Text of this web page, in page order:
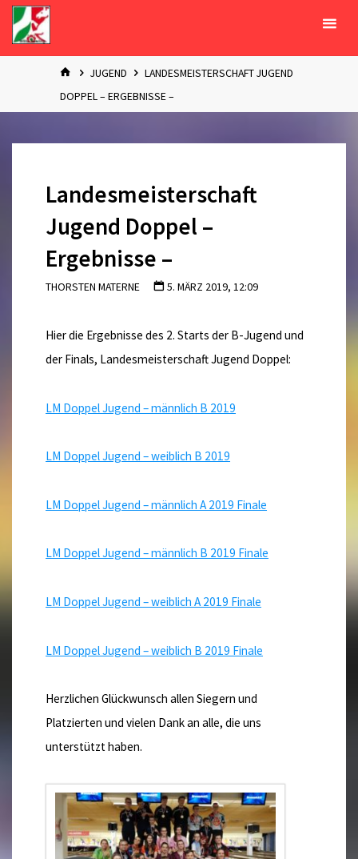
Zum
Inhalt
springen
STARTJUGEND
LANDESMEISTERSCHAFT JUGEND
DOPPEL – ERGEBNISSE –
Landesmeisterschaft
Jugend Doppel –
Ergebnisse –
THORSTEN MATERNE 5. MÄRZ 2019, 12:09
Hier die Ergebnisse des 2. Starts der B-Jugend und
der Finals, Landesmeisterschaft Jugend Doppel:
LM Doppel Jugend – männlich B 2019
LM Doppel Jugend – weiblich B 2019
LM Doppel Jugend – männlich A 2019 Finale
LM Doppel Jugend – männlich B 2019 Finale
LM Doppel Jugend – weiblich A 2019 Finale
LM Doppel Jugend – weiblich B 2019 Finale
Herzlichen Glückwunsch allen Siegern und
Platzierten und vielen Dank an alle, die uns
unterstützt haben.